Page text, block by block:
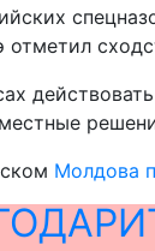
отметил
Молдова